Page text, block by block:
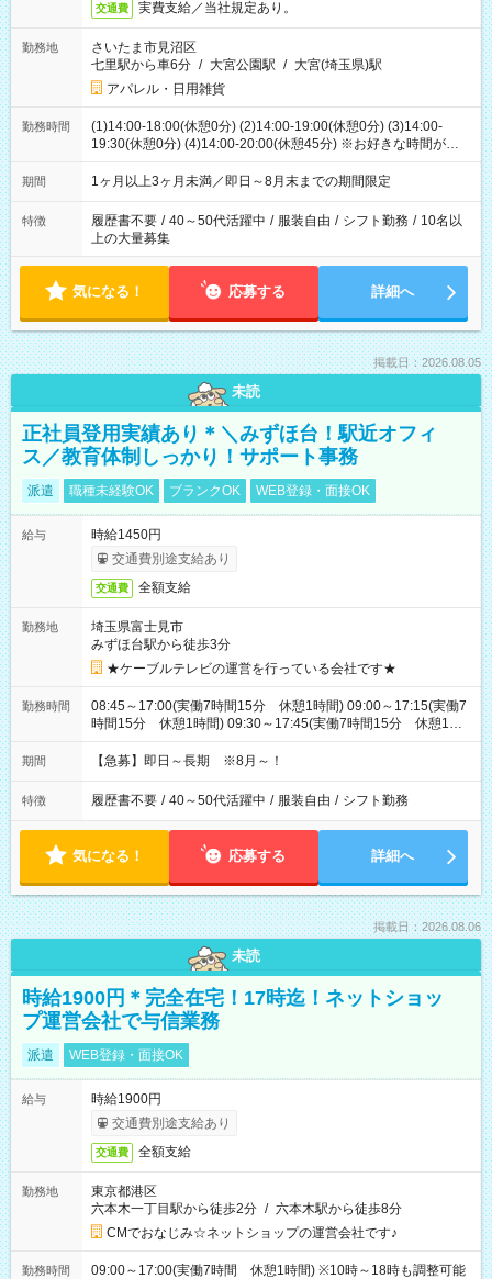
交通費 実費支給／当社規定あり。
勤務地
さいたま市見沼区
七里駅から車6分 / 大宮公園駅 / 大宮(埼玉県)駅
アパレル・日用雑貨
勤務時間
(1)14:00-18:00(休憩0分) (2)14:00-19:00(休憩0分) (3)14:00-
19:30(休憩0分) (4)14:00-20:00(休憩45分) ※お好きな時間が選べ
ます
期間 1ヶ月以上3ヶ月未満／即日～8月末までの期間限定
特徴 履歴書不要 / 40～50代活躍中 / 服装自由 / シフト勤務 / 10名以
上の大量募集
気になる！ 応募する 詳細へ
掲載日：2026.08.05
未読
正社員登用実績あり＊＼みずほ台！駅近オフィ
ス／教育体制しっかり！サポート事務
派遣 職種未経験OK ブランクOK WEB登録・面接OK
給与
時給1450円
交通費別途支給あり
交通費 全額支給
勤務地
埼玉県富士見市
みずほ台駅から徒歩3分
★ケーブルテレビの運営を行っている会社です★
勤務時間
08:45～17:00(実働7時間15分 休憩1時間) 09:00～17:15(実働7
時間15分 休憩1時間) 09:30～17:45(実働7時間15分 休憩1時
間) ※11:45～20:00：週1回程度遅番あります(在宅勤務OK) ※配
属チームにより
期間 【急募】即日～長期 ※8月～！
特徴 履歴書不要 / 40～50代活躍中 / 服装自由 / シフト勤務
気になる！ 応募する 詳細へ
掲載日：2026.08.06
未読
時給1900円＊完全在宅！17時迄！ネットショッ
プ運営会社で与信業務
派遣 WEB登録・面接OK
給与
時給1900円
交通費別途支給あり
交通費 全額支給
勤務地
東京都港区
六本木一丁目駅から徒歩2分 / 六本木駅から徒歩8分
CMでおなじみ☆ネットショップの運営会社です♪
勤務時間
09:00～17:00(実働7時間 休憩1時間) ※10時～18時も調整可能